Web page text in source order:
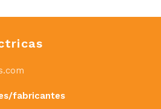
fabricantes